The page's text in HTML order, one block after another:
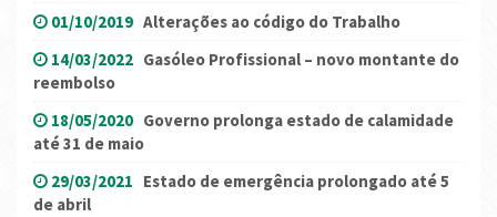
01/10/2019 Alterações ao código do Trabalho
14/03/2022 Gasóleo Profissional – novo montante do
reembolso
18/05/2020 Governo prolonga estado de calamidade
até 31 de maio
29/03/2021 Estado de emergência prolongado até 5
de abril